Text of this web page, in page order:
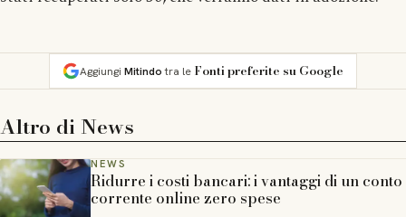
Aggiungi Mitindotra le Fonti preferite su Google
Altro di News
NEWS
Ridurre i costi bancari: i vantaggi di un conto
corrente online zero spese